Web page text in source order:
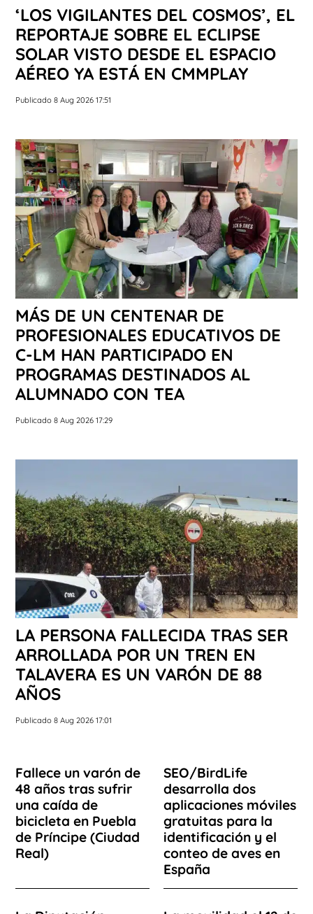
‘LOS VIGILANTES DEL COSMOS’, EL
REPORTAJE SOBRE EL ECLIPSE
SOLAR VISTO DESDE EL ESPACIO
AÉREO YA ESTÁ EN CMMPLAY
Publicado 8 Aug 2026 17:51
MÁS DE UN CENTENAR DE
PROFESIONALES EDUCATIVOS DE
C-LM HAN PARTICIPADO EN
PROGRAMAS DESTINADOS AL
ALUMNADO CON TEA
Publicado 8 Aug 2026 17:29
LA PERSONA FALLECIDA TRAS SER
ARROLLADA POR UN TREN EN
TALAVERA ES UN VARÓN DE 88
AÑOS
Publicado 8 Aug 2026 17:01
Fallece un varón de
48 años tras sufrir
una caída de
bicicleta en Puebla
de Príncipe (Ciudad
Real)
SEO/BirdLife
desarrolla dos
aplicaciones móviles
gratuitas para la
identificación y el
conteo de aves en
España